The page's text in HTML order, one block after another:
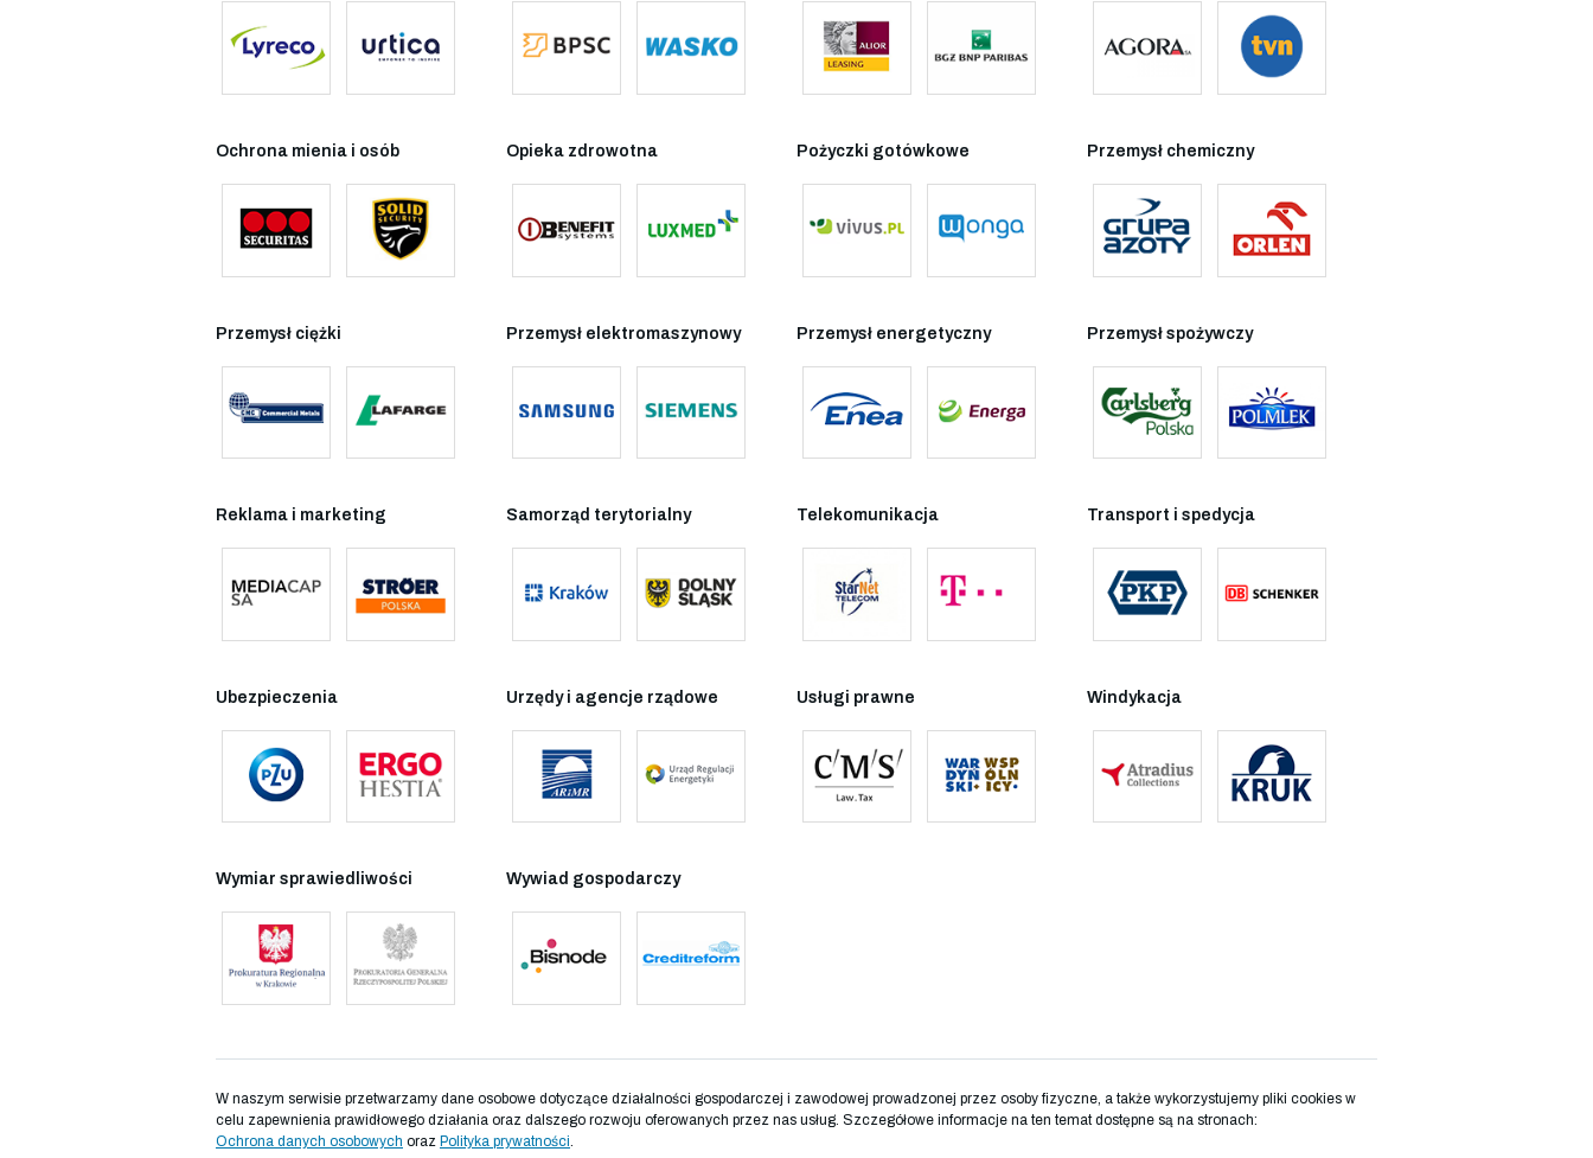
Ochrona mienia i osób Opieka zdrowotna Pożyczki gotówkowe Przemysł chemiczny
Przemysł ciężki Przemysł elektromaszynowy Przemysł energetyczny Przemysł spożywczy
Reklama i marketing Samorząd terytorialny Telekomunikacja Transport i spedycja
Ubezpieczenia Urzędy i agencje rządowe Usługi prawne Windykacja
Wymiar sprawiedliwości Wywiad gospodarczy
W naszym serwisie przetwarzamy dane osobowe dotyczące działalności gospodarczej i zawodowej prowadzonej przez osoby fizyczne, a także wykorzystujemy pliki cookies w
celu zapewnienia prawidłowego działania oraz dalszego rozwoju oferowanych przez nas usług. Szczegółowe informacje na ten temat dostępne są na stronach:
Ochrona danych osobowych oraz Polityka prywatności.